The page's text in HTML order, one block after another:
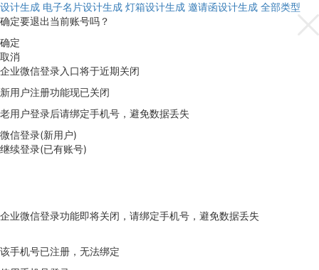
设计生成 电子名片设计生成 灯箱设计生成 邀请函设计生成 全部类型
确定要退出当前账号吗？
确定
取消
企业微信登录入口将于近期关闭
新用户注册功能现已关闭
老用户登录后请绑定手机号，避免数据丢失
微信登录(新用户)
继续登录(已有账号)
企业微信登录功能即将关闭，请绑定手机号，避免数据丢失
该手机号已注册，无法绑定